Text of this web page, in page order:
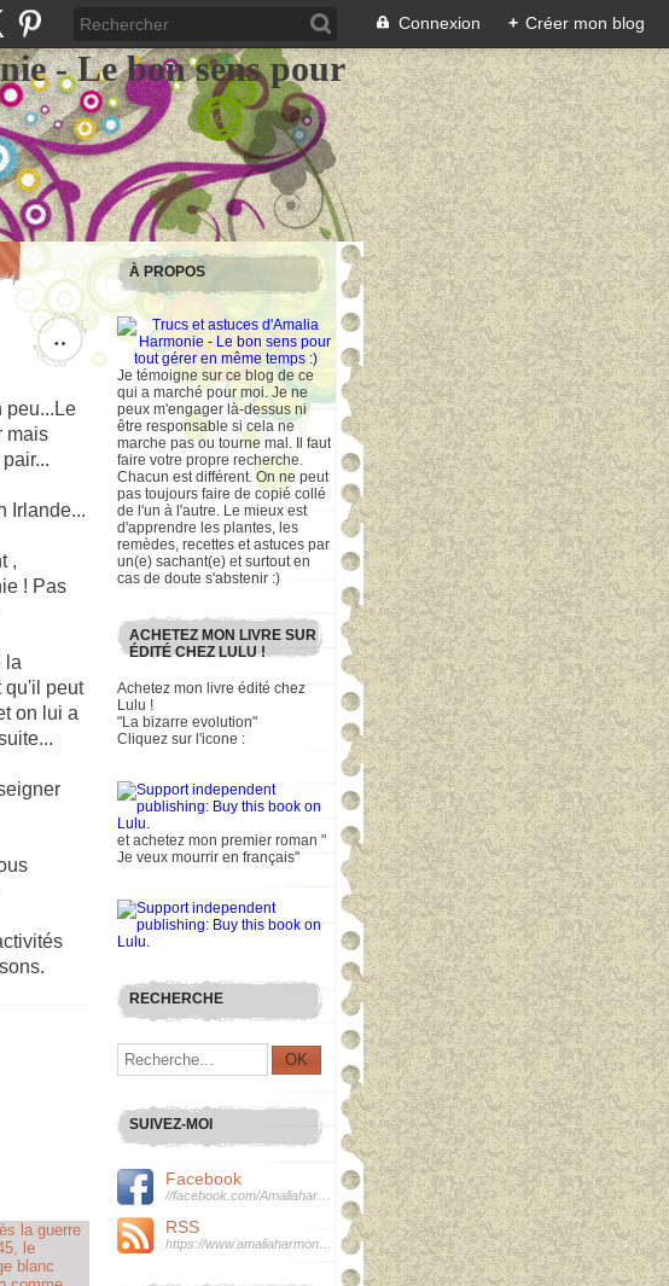
Connexion + Créer mon blog
- Le bon sens pour
…
peu...Le
mais
Irlande...
,
! Pas
la
qu'il peut
on lui a
À PROPOS
Je témoigne sur ce blog de ce
qui a marché pour moi. Je ne
peux m'engager là-dessus ni
être responsable si cela ne
marche pas ou tourne mal. Il faut
faire votre propre recherche.
Chacun est différent. On ne peut
pas toujours faire de copié collé
de l'un à l'autre. Le mieux est
d'apprendre les plantes, les
remèdes, recettes et astuces par
un(e) sachant(e) et surtout en
cas de doute s'abstenir :)
ACHETEZ MON LIVRE SUR
ÉDITÉ CHEZ LULU !
Achetez mon livre édité chez
Lulu !
"La bizarre evolution"
Cliquez sur l'icone :
et achetez mon premier roman "
Je veux mourrir en français"
RECHERCHE
SUIVEZ-MOI
Facebook
RSS